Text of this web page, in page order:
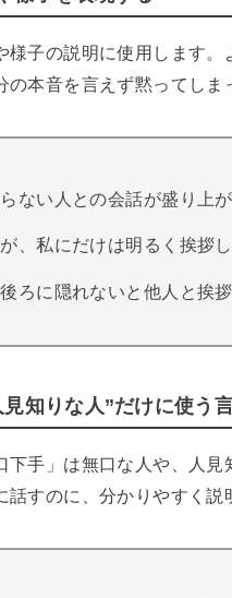
様子の説明に使用します
本音を言えず黙ってしま
ない人との会話が盛り上
、私にだけは明るく挨拶
ろに隠れないと他人と挨拶
見知りな人”だけに使う
下手」は無口な人や、人
話すのに、分かりやすく説